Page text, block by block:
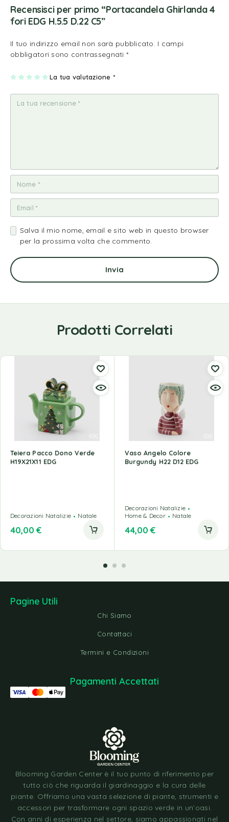
Recensisci per primo “Portacandela Ghirlanda 4
fori EDG H.5.5 D.22 C5”
Il tuo indirizzo email non sarà pubblicato. I campi
obbligatori sono contrassegnati *
La tua valutazione *
1
a
2
e
su
5
3
e
su
5
4
e
su
5
5
e
su
5
Salva il mio nome, email e sito web in questo browser
per la prossima volta che commento.
Prodotti Correlati
Teiera Pacco Dono Verde
H19X21X11 EDG
Decorazioni Natalizie Natale
40,00 €
Vaso Angelo Colore
Burgundy H22 D12 EDG
Decorazioni Natalizie
Home & Decor
Natale
44,00 €
Pagine Utili
Chi Siamo
Contattaci
Termini e Condizioni
Blooming Garden Center è il tuo punto di riferimento per
tutto ciò che riguarda il giardinaggio e la cura delle
piante. Offriamo una vasta selezione di piante, strumenti e
accessori per trasformare ogni spazio verde in un’oasi.
Con anni di esperienza nel settore, siamo appassionati nel
Pagamenti Accettati